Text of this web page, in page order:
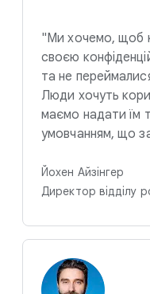
"Ми хочемо, щоб
своєю
та не
Люди хочуть
маємо надати їм
умовчанням, що
Йохен Айзінгер
Директор відділу